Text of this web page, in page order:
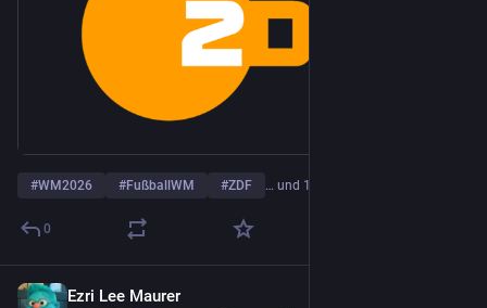
#WM2026 #FußballWM #ZDF … und 1 weiterer
0
Ezri Lee Maurer